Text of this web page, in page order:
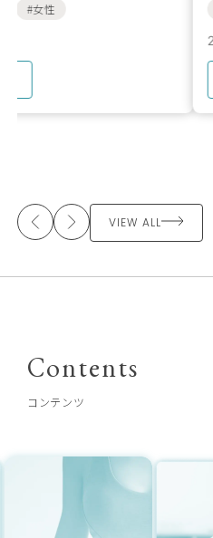
160〜164cm
VIEW ALL
Contents
コンテンツ